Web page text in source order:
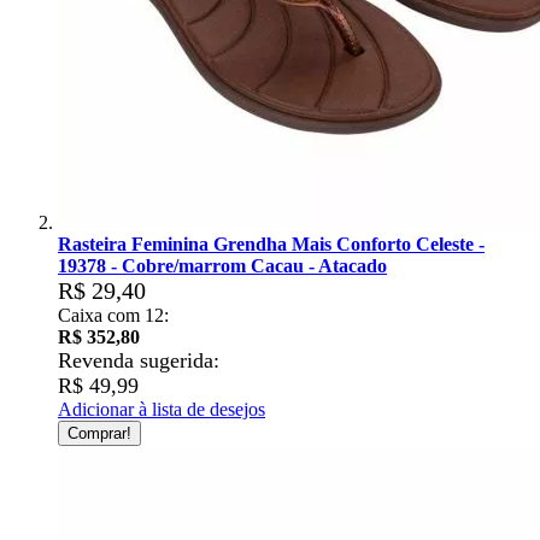
Rasteira Feminina Grendha Mais Conforto Celeste -
19378 - Cobre/marrom Cacau - Atacado
R$ 29,40
Caixa com 12:
R$ 352,80
Revenda sugerida:
R$ 49,99
Adicionar à lista de desejos
Comprar!